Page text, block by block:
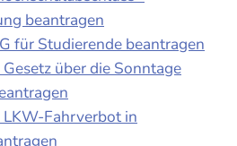
beantragen
für Studierende beantragen
über die Sonntage
Fahrverbot in